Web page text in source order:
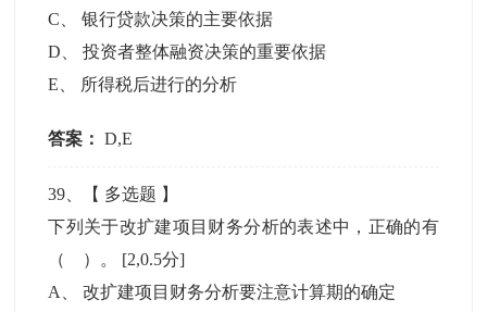
C 、银行贷款决策的主要依据
D 、投资者整体融资决策的重要依据
E
所得税后进行的分析
答案： D,E
39 、【 多选题 】
下列关于改扩建项目财务分析的表述中，正确的有
（ ）。 [2,0.5分]
A
、改扩建项目财务分析要注意计算期的确定